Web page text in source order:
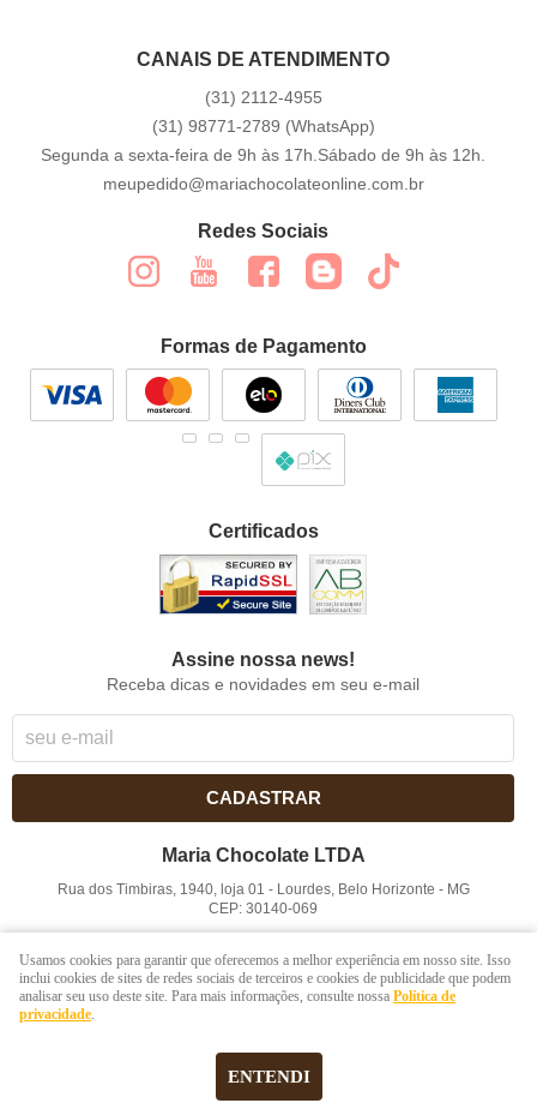
CANAIS DE ATENDIMENTO
(31) 2112-4955
(31) 98771-2789 (WhatsApp)
Segunda a sexta-feira de 9h às 17h.Sábado de 9h às 12h.
meupedido@mariachocolateonline.com.br
Redes Sociais
Formas de Pagamento
Certificados
Assine nossa news!
Receba dicas e novidades em seu e-mail
CADASTRAR
Maria Chocolate LTDA
Rua dos Timbiras, 1940, loja 01 - Lourdes, Belo Horizonte - MG
CEP: 30140-069
LOJA VIRTUAL CRIADA POR
Usamos cookies para garantir que oferecemos a melhor experiência em nosso site. Isso
inclui cookies de sites de redes sociais de terceiros e cookies de publicidade que podem
analisar seu uso deste site. Para mais informações, consulte nossa Política de
privacidade.
ENTENDI